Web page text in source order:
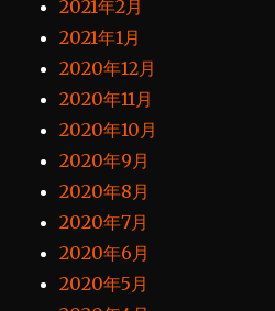
2021年2月
2021年1月
2020年12月
2020年11月
2020年10月
2020年9月
2020年8月
2020年7月
2020年6月
2020年5月